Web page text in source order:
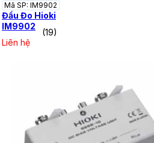
Mã SP: IM9902
Đầu Đo Hioki
IM9902
(19)
Liên hệ